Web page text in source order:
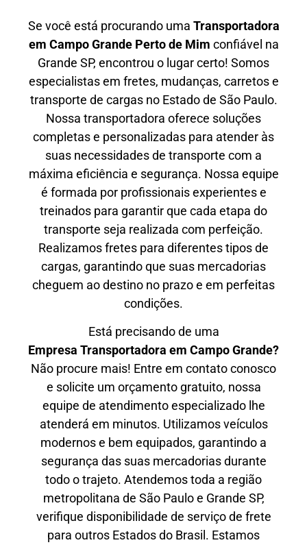
Se você está procurando uma Transportadora
em Campo Grande Perto de Mim confiável na
Grande SP, encontrou o lugar certo! Somos
especialistas em fretes, mudanças, carretos e
transporte de cargas no Estado de São Paulo.
Nossa transportadora oferece soluções
completas e personalizadas para atender às
suas necessidades de transporte com a
máxima eficiência e segurança. Nossa equipe
é formada por profissionais experientes e
treinados para garantir que cada etapa do
transporte seja realizada com perfeição.
Realizamos fretes para diferentes tipos de
cargas, garantindo que suas mercadorias
cheguem ao destino no prazo e em perfeitas
condições.
Está precisando de uma
Empresa Transportadora em Campo Grande?
Não procure mais! Entre em contato conosco
e solicite um orçamento gratuito, nossa
equipe de atendimento especializado lhe
atenderá em minutos. Utilizamos veículos
modernos e bem equipados, garantindo a
segurança das suas mercadorias durante
todo o trajeto. Atendemos toda a região
metropolitana de São Paulo e Grande SP,
verifique disponibilidade de serviço de frete
para outros Estados do Brasil. Estamos